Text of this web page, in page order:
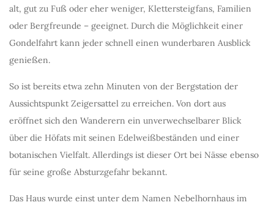
alt, gut zu Fuß oder eher weniger, Klettersteigfans, Familien
oder Bergfreunde – geeignet. Durch die Möglichkeit einer
Gondelfahrt kann jeder schnell einen wunderbaren Ausblick
genießen.
So ist bereits etwa zehn Minuten von der Bergstation der
Aussichtspunkt Zeigersattel zu erreichen. Von dort aus
eröffnet sich den Wanderern ein unverwechselbarer Blick
über die Höfats mit seinen Edelweißbeständen und einer
botanischen Vielfalt. Allerdings ist dieser Ort bei Nässe ebenso
für seine große Absturzgefahr bekannt.
Das Haus wurde einst unter dem Namen Nebelhornhaus im